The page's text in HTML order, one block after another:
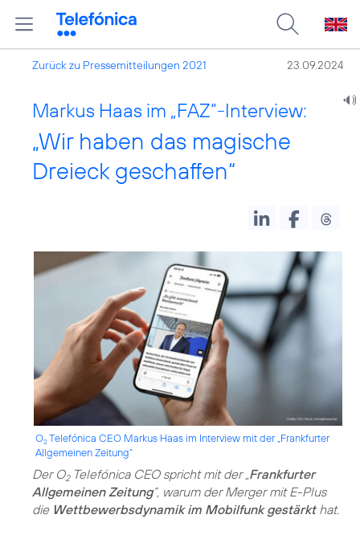
Zurück zu Pressemitteilungen 2021 23.09.2024
Markus Haas im „FAZ“-Interview:
„Wir haben das magische
Dreieck geschaffen“
O2Telefónica CEO Markus Haas im Interview mit der „Frankfurter
Allgemeinen Zeitung“
Der O2Telefónica CEO spricht mit der „ Frankfurter
Allgemeinen Zeitung“, warum der Merger mit E-Plus
die Wettbewerbsdynamik im Mobilfunk gestärkthat.